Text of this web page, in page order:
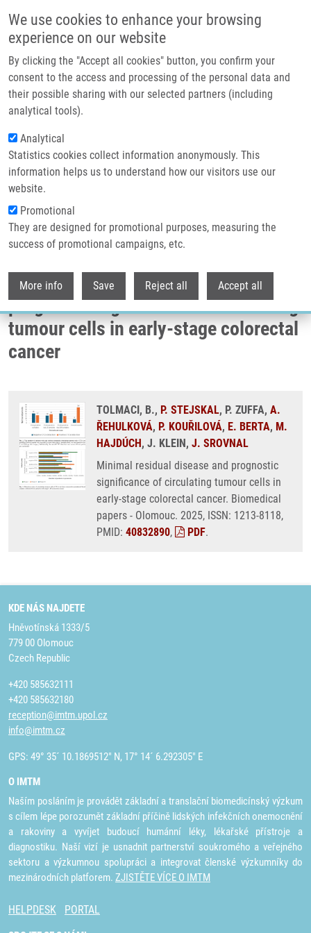
We use cookies to enhance your browsing
experience on our website
By clicking the "Accept all cookies" button, you confirm your
consent to the access and processing of the personal data and
their possible sharing with our selected partners (including
analytical tools).
Analytical
Statistics cookies collect information anonymously. This
information helps us to understand how our visitors use our
website.
Promotional
They are designed for promotional purposes, measuring the
success of promotional campaigns, etc.
More info Save Reject all Accept all
Header image
Drobečková navigace
Domů
Minimal Residual Disease And Prognostic Significance Of Circulating
Tumour Cells In Early-stage Colorectal Cancer
Minimal residual disease and
prognostic significance of circulating
tumour cells in early-stage colorectal
cancer
TOLMACI, B., P. STEJSKAL, P. ZUFFA, A.
ŘEHULKOVÁ, P. KOUŘILOVÁ, E. BERTA, M.
HAJDÚCH, J. KLEIN, J. SROVNAL
Minimal residual disease and prognostic
significance of circulating tumour cells in
early-stage colorectal cancer. Biomedical
papers - Olomouc. 2025, ISSN: 1213-8118,
PMID: 40832890, PDF.
KDE NÁS NAJDETE
Hněvotínská 1333/5
779 00 Olomouc
Czech Republic
+420 585632111
+420 585632180
reception@imtm.upol.cz
info@imtm.cz
GPS: 49° 35´ 10.1869512" N, 17° 14´ 6.292305" E
O IMTM
Naším posláním je provádět základní a translační biomedicínský výzkum
s cílem lépe porozumět základní příčině lidských infekčních onemocnění
a rakoviny a vyvíjet budoucí humánní léky, lékařské přístroje a
diagnostiku. Naší vizí je usnadnit partnerství soukromého a veřejného
sektoru a výzkumnou spolupráci a integrovat členské výzkumníky do
mezinárodních platforem. ZJISTĚTE VÍCE O IMTM
HELPDESK PORTAL